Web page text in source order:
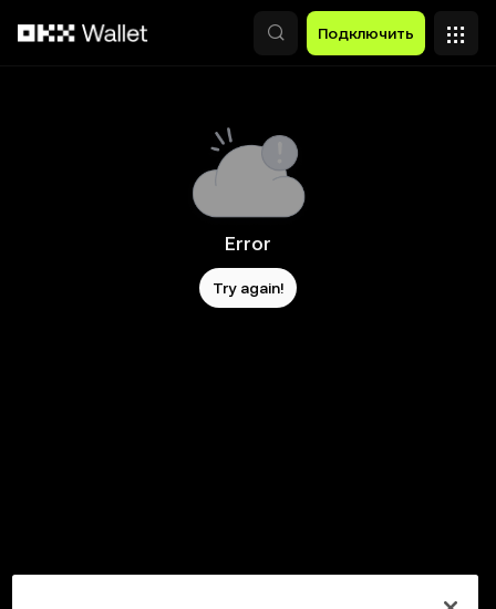
Подключить
Error
Try again!